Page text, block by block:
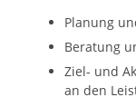
Planung
Beratung
Ziel- und
an den